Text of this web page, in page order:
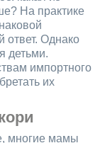
На практике
Однако
детьми.
импортного
их
многие мамы